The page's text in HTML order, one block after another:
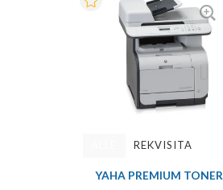
REKVISITA
YAHA PREMIUM TONER